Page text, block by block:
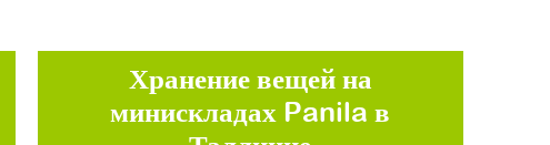
Хранение вещей на
минискладах Panila в